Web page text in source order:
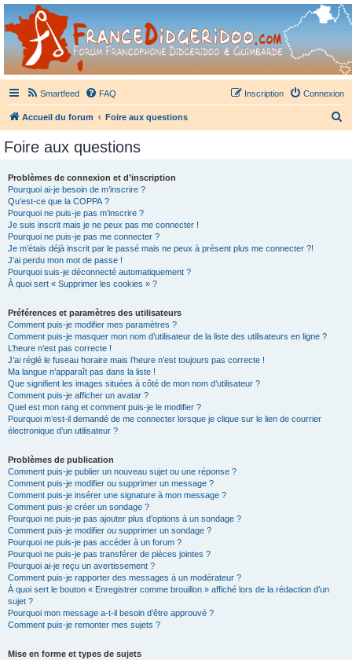
France Didgeridoo
Didgeridoo et Guimbarde sur France Didgeridoo - retrouvez la communauté.
Smartfeed FAQ Connexion
Inscription
Accueil du forum Foire aux questions
Foire aux questions
Problèmes de connexion et d’inscription
Pourquoi ai-je besoin de m’inscrire ?
Qu’est-ce que la COPPA ?
Pourquoi ne puis-je pas m’inscrire ?
Je suis inscrit mais je ne peux pas me connecter !
Pourquoi ne puis-je pas me connecter ?
Je m’étais déjà inscrit par le passé mais ne peux à présent plus me connecter ?!
J’ai perdu mon mot de passe !
Pourquoi suis-je déconnecté automatiquement ?
À quoi sert « Supprimer les cookies » ?
Préférences et paramètres des utilisateurs
Comment puis-je modifier mes paramètres ?
Comment puis-je masquer mon nom d’utilisateur de la liste des utilisateurs en ligne ?
L’heure n’est pas correcte !
J’ai réglé le fuseau horaire mais l’heure n’est toujours pas correcte !
Ma langue n’apparaît pas dans la liste !
Que signifient les images situées à côté de mon nom d’utilisateur ?
Comment puis-je afficher un avatar ?
Quel est mon rang et comment puis-je le modifier ?
Pourquoi m’est-il demandé de me connecter lorsque je clique sur le lien de courrier
électronique d’un utilisateur ?
Problèmes de publication
Comment puis-je publier un nouveau sujet ou une réponse ?
Comment puis-je modifier ou supprimer un message ?
Comment puis-je insérer une signature à mon message ?
Comment puis-je créer un sondage ?
Pourquoi ne puis-je pas ajouter plus d’options à un sondage ?
Comment puis-je modifier ou supprimer un sondage ?
Pourquoi ne puis-je pas accéder à un forum ?
Pourquoi ne puis-je pas transférer de pièces jointes ?
Pourquoi ai-je reçu un avertissement ?
Comment puis-je rapporter des messages à un modérateur ?
À quoi sert le bouton « Enregistrer comme brouillon » affiché lors de la rédaction d’un
sujet ?
Pourquoi mon message a-t-il besoin d’être approuvé ?
Comment puis-je remonter mes sujets ?
Mise en forme et types de sujets